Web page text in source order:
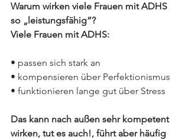
Warum wirken viele Frauen mit ADHS
so „leistungsfähig“?
Viele Frauen mit ADHS:
• passen sich stark an
• kompensieren über Perfektionismus
• funktionieren lange gut über Stress
Das kann nach außen sehr kompetent
wirken, tut es auch!, führt aber häufig